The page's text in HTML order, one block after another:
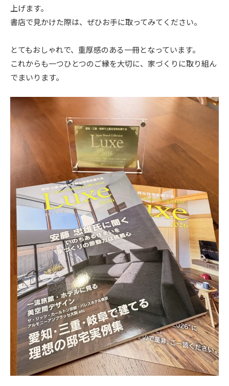
資料請求・お問い合わせ
上げます。
書店で見かけた際は、ぜひお手に取ってみてください。
とてもおしゃれで、重厚感のある一冊となっています。
これからも一つひとつのご縁を大切に、家づくりに取り組ん
でまいります。